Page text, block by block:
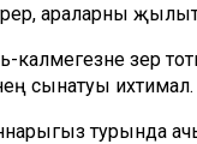
араларны
каләмегезне әзер
сынатуы ихтимал.
турында